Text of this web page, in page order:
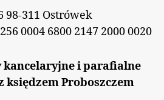
98-311 Ostrówek
0004 6800 2147 2000 0020
kancelaryjne i parafialne
księdzem Proboszczem